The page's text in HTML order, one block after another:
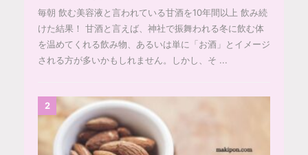
毎朝 飲む美容液と言われている甘酒を10年間以上 飲み続
けた結果！ 甘酒と言えば、神社で振舞われる冬に飲む体
を温めてくれる飲み物、あるいは単に「お酒」とイメージ
される方が多いかもしれません。しかし、そ ...
2